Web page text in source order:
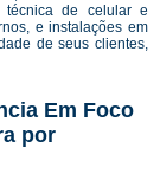
técnica de celular e
e instalações em
de seus clientes,
Em Foco
por